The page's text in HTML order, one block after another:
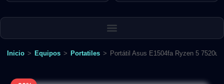
Inicio > Equipos > Portatiles > Portátil Asus E1504fa Ryzen 5 7520u